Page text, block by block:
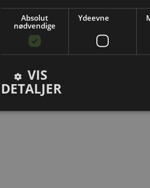
Absolut
nødvendige
Ydeevne
VIS
DETALJER